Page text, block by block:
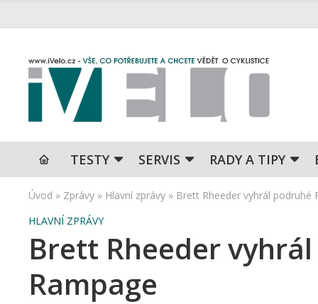
TESTY SERVIS RADY A TIPY
Úvod » Zprávy » Hlavní zprávy » Brett Rheeder vyhrál podruhé
HLAVNÍ ZPRÁVY
Brett Rheeder
Rampage